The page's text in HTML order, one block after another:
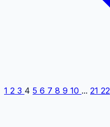
1 2 3 4 5 6 7 8 9 10 ... 21 22